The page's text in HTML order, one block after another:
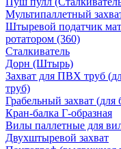
Мультипаллетный
Штыревой податчик
ротатором (360)
Сталкиватель
Дорн (Штырь)
Захват для ПВХ труб
труб)
Грабельный захват
Кран-балка Г-образная
Вилы паллетные для
Двухштыревой захват